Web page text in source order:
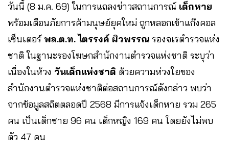
วันนี้ (8 ม.ค. 69) ในการแถลงข่าวสถานการณ์ เด็กหาย
พร้อมเตือนภัยการค้ามนุษย์ยุคใหม่ ถูกหลอกเข้าแก๊งคอล
เซ็นเตอร์พล.ต.ท. ไตรรงค์ ผิวพรรณ รองจเรตำรวจแห่ง
ชาติ ในฐานะรองโฆษกสำนักงานตำรวจแห่งชาติ ระบุว่า
เนื่องในห้วง วันเด็กแห่งชาติ ด้วยความห่วงใยของ
สำนักงานตำรวจแห่งชาติต่อสถานการณ์ดังกล่าว พบว่า
จากข้อมูลสถิตตลอดปี 2568 มีการแจ้งเด็กหาย รวม 265
คน เป็นเด็กชาย 96 คน เด็กหญิง 169 คน โดยยังไม่พบ
ตัว 47 คน